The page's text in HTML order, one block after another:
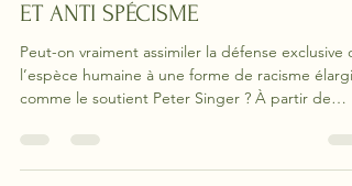
RESPECTER LA NATURE : SPÉCISME
ET ANTI SPÉCISME
Peut-on vraiment assimiler la défense exclusive
comme le soutient Peter Singer ? À partir de
Verne, Canguilhem et Haushofer, ce texte